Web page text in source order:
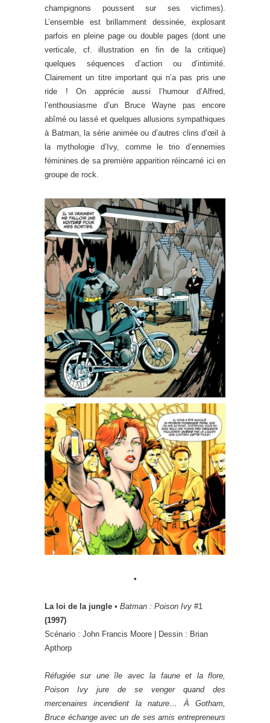
champignons poussent sur ses victimes).
L’ensemble est brillamment dessinée, explosant
parfois en pleine page ou double pages (dont une
verticale, cf. illustration en fin de la critique)
quelques séquences d’action ou d’intimité.
Clairement un titre important qui n’a pas pris une
ride ! On apprécie aussi l’humour d’Alfred,
l’enthousiasme d’un Bruce Wayne pas encore
abîmé ou lassé et quelques allusions sympathiques
à Batman, la série animée ou d’autres clins d’œil à
la mythologie d’Ivy, comme le trio d’ennemies
féminines de sa première apparition réincarné ici en
groupe de rock.
•
La loi de la jungle • Batman : Poison Ivy #1
(1997)
Scénario : John Francis Moore | Dessin : Brian
Apthorp
Réfugiée sur une île avec la faune et la flore,
Poison Ivy jure de se venger quand des
mercenaires incendient la nature… À Gotham,
Bruce échange avec un de ses amis entrepreneurs